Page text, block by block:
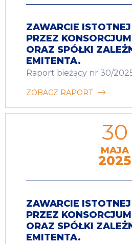
ZAWARCIE
PRZEZ
ORAZ SPÓŁKI
EMITENTA.
Raport bieżący nr 30/
ZOBACZ RAPORT
30
MAJA
2025
ZAWARCIE
PRZEZ
ORAZ SPÓŁKI
EMITENTA.